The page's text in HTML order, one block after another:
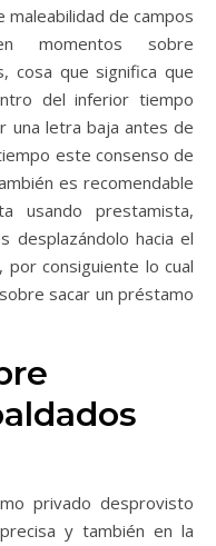
de campos
momentos sobre
cosa que significa que
del inferior tiempo
una letra baja antes de
este consenso de
es recomendable
usando prestamista,
desplazándolo hacia el
consiguiente lo cual
sacar un préstamo
privado desprovisto
y también en la